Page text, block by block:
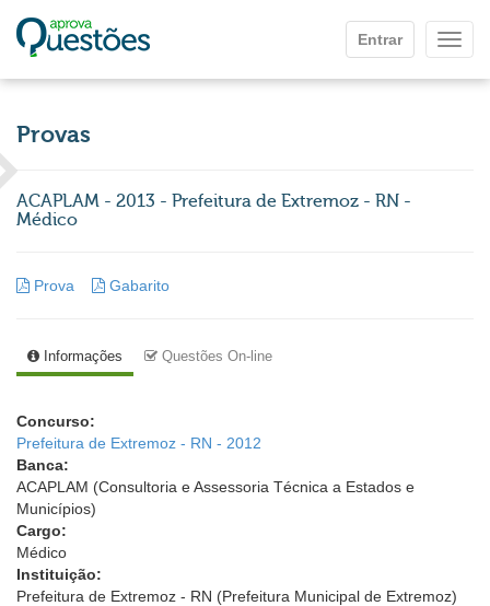
Entrar
Provas
ACAPLAM - 2013 - Prefeitura de Extremoz - RN -
Médico
Prova Gabarito
Informações Questões On-line
Concurso:
Prefeitura de Extremoz - RN - 2012
Banca:
ACAPLAM (Consultoria e Assessoria Técnica a Estados e
Municípios)
Cargo:
Médico
Instituição:
Prefeitura de Extremoz - RN (Prefeitura Municipal de Extremoz)